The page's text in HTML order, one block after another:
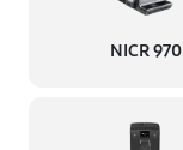
NICR 970